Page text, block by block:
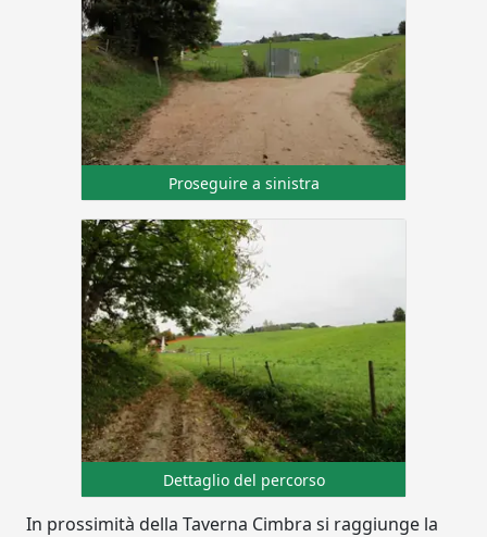
Proseguire a sinistra
Dettaglio del percorso
In prossimità della Taverna Cimbra si raggiunge la